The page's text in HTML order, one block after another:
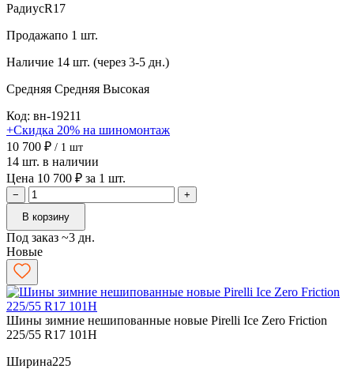
РадиусR17
Продажапо 1 шт.
Наличие 14 шт. (через 3-5 дн.)
Средняя Средняя Высокая
Код: вн-19211
+Скидка 20% на шиномонтаж
10 700 ₽ / 1 шт
14 шт. в наличии
Цена 10 700 ₽ за 1 шт.
−
+
В корзину
Под заказ ~3 дн.
Новые
Шины зимние нешипованные новые Pirelli Ice Zero Friction
225/55 R17 101H
Ширина225